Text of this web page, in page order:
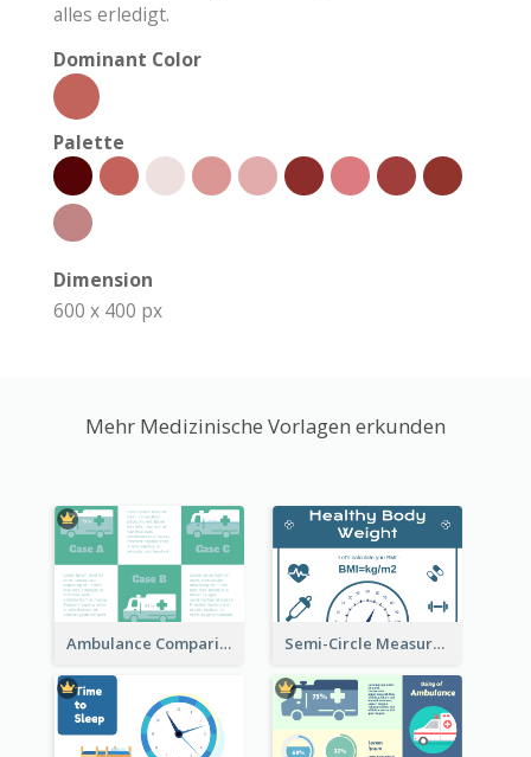
alles erledigt.
Dominant Color
Palette
Dimension
600 x 400 px
Mehr Medizinische Vorlagen erkunden
Ambulance Comparison Semi-Circle Measurement Clipart